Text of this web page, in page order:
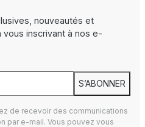
nouveautés et
inscrivant à nos e-
S’ABONNER
de recevoir des communications
par e-mail. Vous pouvez vous